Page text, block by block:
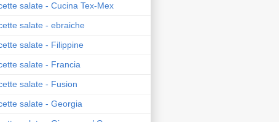
salate - Cucina Tex-Mex
salate - ebraiche
salate - Filippine
salate - Francia
salate - Fusion
salate - Georgia